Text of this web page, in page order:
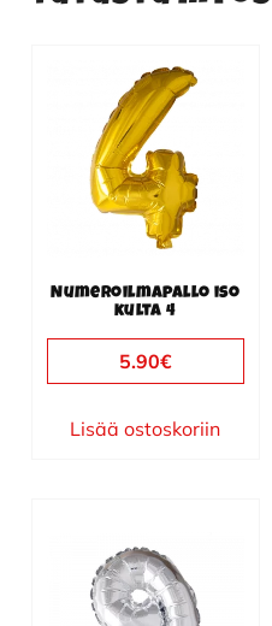
Numeroilmapallo iso
kulta 4
5.90€
Lisää ostoskoriin